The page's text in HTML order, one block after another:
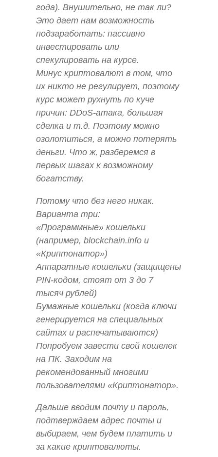
года). Внушительно, не так ли?
Это дает нам возможноcть
подзаработать: пассивно
инвестировать или
спекулировать на курсе.
Минус криптовалют в том, что
их никто не регулирует, поэтому
курс может рухнуть по куче
причин: DDoS-атака, большая
сделка и т.д. Поэтому можно
озолотиться, а можно потерять
деньги. Что ж, разберемся в
первых шагах к возможному
богатству.
Потому что без него никак.
Варианта три:
«Программные» кошельки
(например, blockchain.info и
«Криптонатор»)
Аппаратные кошельки (защищены
PIN-кодом, стоят от 3 до 7
тысяч рублей)
Бумажные кошельки (когда ключи
генерируется на специальных
сайтах и распечатываются)
Попробуем завести свой кошелек
на ПК. Заходим на
рекомендованный многими
пользователями «Криптонатор».
Дальше вводим почту и пароль,
подтверждаем адрес почты и
выбираем, чем будем платить и
за какие криптовалюты.